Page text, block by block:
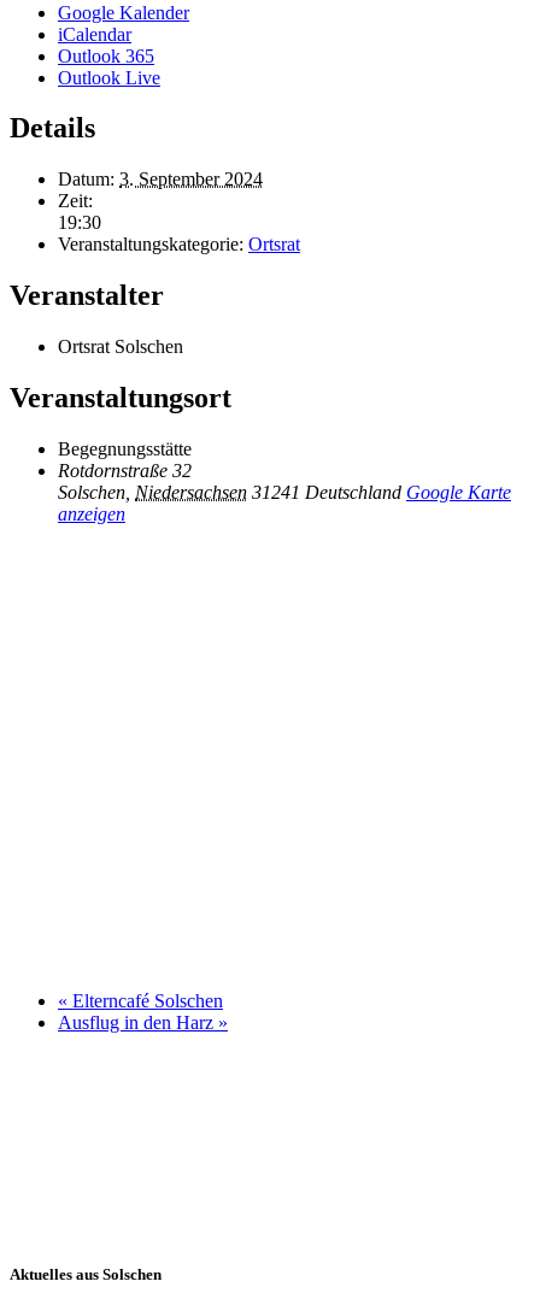
Google Kalender
iCalendar
Outlook 365
Outlook Live
Details
Datum: 3. September 2024
Zeit:
19:30
Veranstaltungskategorie: Ortsrat
Veranstalter
Ortsrat Solschen
Veranstaltungsort
Begegnungsstätte
Rotdornstraße 32
Solschen Niedersachsen 31241 Deutschland Google Karte
anzeigen
« Elterncafé Solschen
Ausflug in den Harz »
Aktuelles aus Solschen